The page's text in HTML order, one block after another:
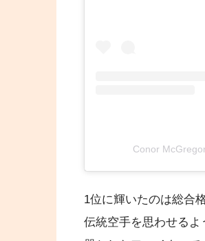
Conor
1位に輝いたのは総合
伝統空手を思わせる